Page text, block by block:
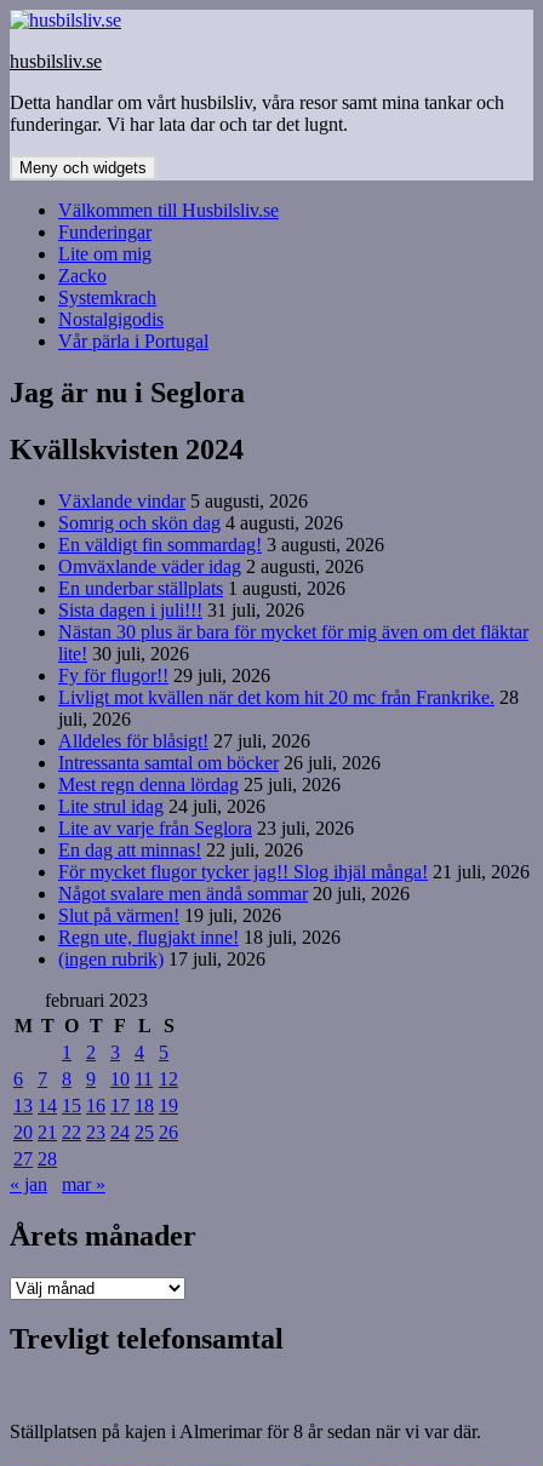
Hoppa
innehåll
husbilsliv.se
Detta handlar om vårt husbilsliv, våra resor samt mina tankar och
funderingar. Vi har lata dar och tar det lugnt.
Meny och widgets
Välkommen till Husbilsliv.se
Funderingar
Lite om mig
Zacko
Systemkrach
Nostalgigodis
Vår pärla i Portugal
Jag är nu i Seglora
Kvällskvisten 2024
Växlande vindar 5 augusti, 2026
Somrig och skön dag 4 augusti, 2026
En väldigt fin sommardag! 3 augusti, 2026
Omväxlande väder idag 2 augusti, 2026
En underbar ställplats 1 augusti, 2026
Sista dagen i juli!!! 31 juli, 2026
Nästan 30 plus är bara för mycket för mig även om det fläktar
lite! 30 juli, 2026
Fy för flugor!! 29 juli, 2026
Livligt mot kvällen när det kom hit 20 mc från Frankrike. 28
juli, 2026
Alldeles för blåsigt! 27 juli, 2026
Intressanta samtal om böcker 26 juli, 2026
Mest regn denna lördag 25 juli, 2026
Lite strul idag 24 juli, 2026
Lite av varje från Seglora 23 juli, 2026
En dag att minnas! 22 juli, 2026
För mycket flugor tycker jag!! Slog ihjäl många! 21 juli, 2026
Något svalare men ändå sommar 20 juli, 2026
Slut på värmen! 19 juli, 2026
Regn ute, flugjakt inne! 18 juli, 2026
(ingen rubrik) 17 juli, 2026
februari 2023
M T O T F L
S
1
2 3 4
5
6
7 8 9 10 11 12
13 14 15 16 17 18 19
20 21 22 23 24 25 26
27 28
« jan
mar »
Årets månader
Årets
Trevligt telefonsamtal
Ställplatsen på kajen i Almerimar för 8 år sedan när vi var där.